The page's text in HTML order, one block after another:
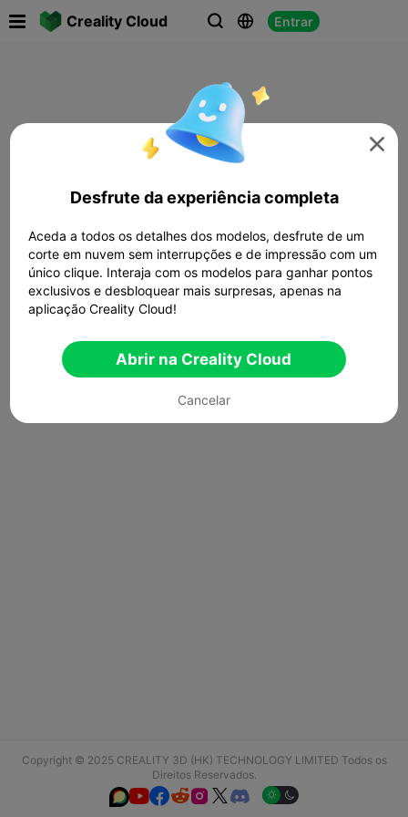
Creality Cloud   Entrar
Copyright © 2025 CREALITY 3D (HK) TECHNOLOGY LIMITED Todos os
Direitos Reservados.
  

Desfrute da experiência completa
Aceda a todos os detalhes dos modelos, desfrute de um
corte em nuvem sem interrupções e de impressão com um
único clique. Interaja com os modelos para ganhar pontos
exclusivos e desbloquear mais surpresas, apenas na
aplicação Creality Cloud!
Abrir na Creality Cloud
Cancelar